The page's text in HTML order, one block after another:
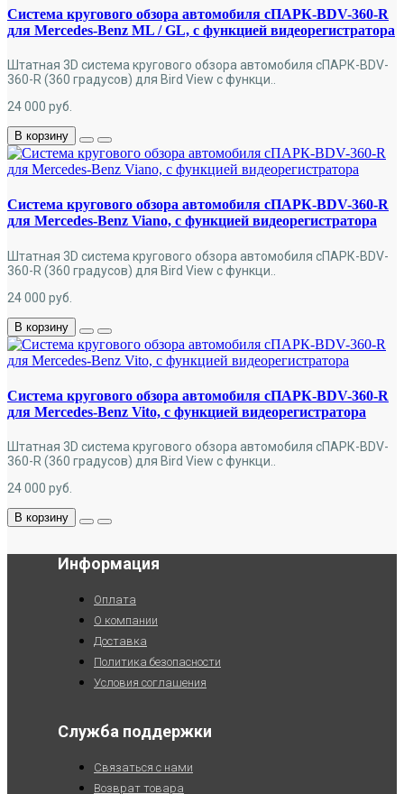
Система кругового обзора автомобиля сПАРК-BDV-360-R
для Mercedes-Benz ML / GL, с функцией видеорегистратора
Штатная 3D система кругового обзора автомобиля сПАРК-BDV-
360-R (360 градусов) для Bird View с функци..
24 000 руб.
В корзину
Система кругового обзора автомобиля сПАРК-BDV-360-R
для Mercedes-Benz Viano, с функцией видеорегистратора
Штатная 3D система кругового обзора автомобиля сПАРК-BDV-
360-R (360 градусов) для Bird View с функци..
24 000 руб.
В корзину
Система кругового обзора автомобиля сПАРК-BDV-360-R
для Mercedes-Benz Vito, с функцией видеорегистратора
Штатная 3D система кругового обзора автомобиля сПАРК-BDV-
360-R (360 градусов) для Bird View с функци..
24 000 руб.
В корзину
Информация
Оплата
О компании
Доставка
Политика безопасности
Условия соглашения
Служба поддержки
Связаться с нами
Возврат товара